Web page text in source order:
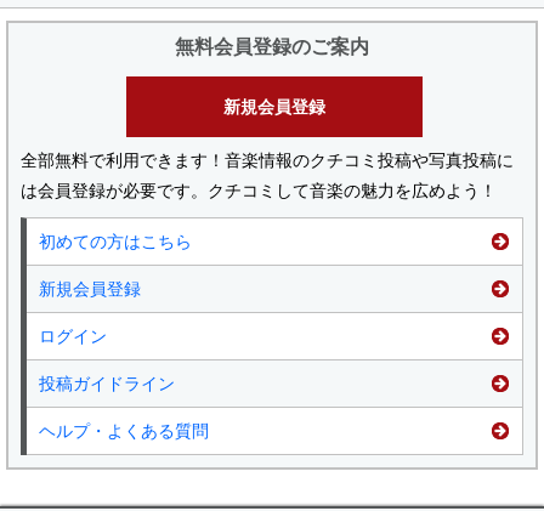
無料会員登録のご案内
新規会員登録
全部無料で利用できます！音楽情報のクチコミ投稿や写真投稿に
は会員登録が必要です。クチコミして音楽の魅力を広めよう！
初めての方はこちら
新規会員登録
ログイン
投稿ガイドライン
ヘルプ・よくある質問